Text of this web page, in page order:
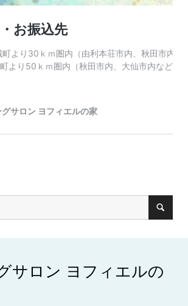
サロン ヨフィエルの